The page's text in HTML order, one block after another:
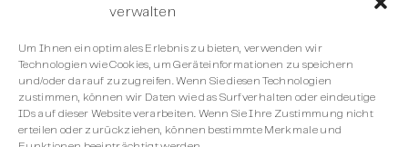
verwalten
Um Ihnen ein optimales Erlebnis zu bieten, verwenden wir
Technologien wie Cookies, um Geräteinformationen zu speichern
und/oder darauf zuzugreifen. Wenn Sie diesen Technologien
zustimmen, können wir Daten wie das Surfverhalten oder eindeutige
IDs auf dieser Website verarbeiten. Wenn Sie Ihre Zustimmung nicht
erteilen oder zurückziehen, können bestimmte Merkmale und
Kosteneffizienz.